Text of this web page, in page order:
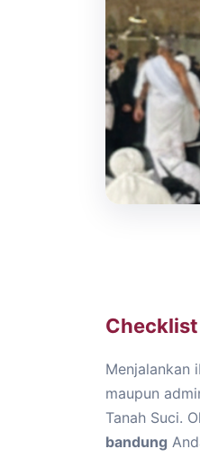
Checklist
Menjalankan
maupun
Tanah Suci.
bandung